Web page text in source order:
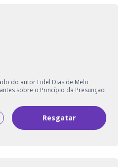
do autor Fidel Dias de Melo
sobre o Princípio da Presunção
Resgatar